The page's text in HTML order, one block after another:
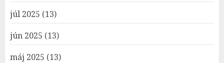
júl 2025 (13)
jún 2025 (13)
máj 2025 (13)